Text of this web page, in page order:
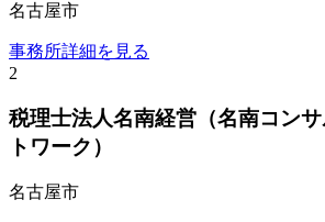
名古屋市
事務所詳細を見る
2
税理士法人名南経営（名南コン
トワーク）
名古屋市